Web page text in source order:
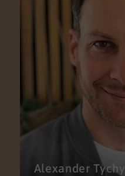
Alexander Tychy